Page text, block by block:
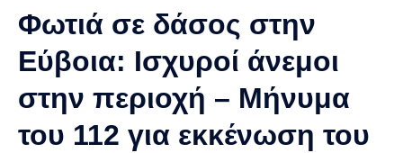
Φωτιά σε δάσος στην
Εύβοια: Ισχυροί άνεμοι
στην περιοχή – Μήνυμα
του 112 για εκκένωση του